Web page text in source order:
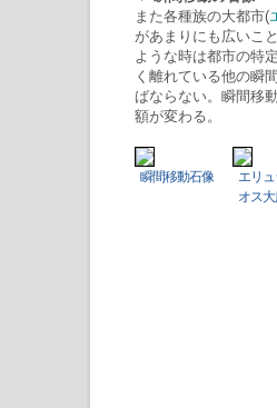
また各種族の大都市(
があまりにも広いこ
ような時は都市の特
く離れている他の瞬
ばならない。瞬間移
額が変わる。
瞬間移動石像
エリ
オス